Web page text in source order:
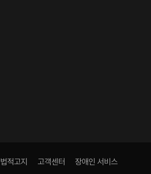
법적고지 고객센터 장애인 서비스